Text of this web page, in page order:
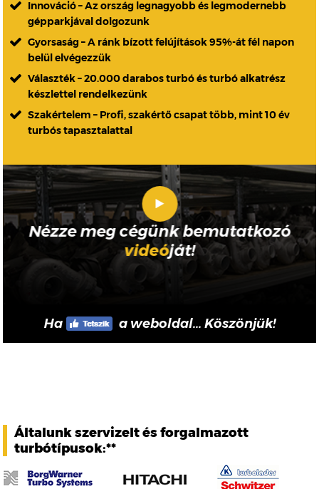
Innováció – Az ország legnagyobb és legmodernebb
gépparkjával dolgozunk
Gyorsaság – A ránk bízott felújítások 95%-át fél napon
belül elvégezzük
Választék – 20.000 darabos turbó és turbó alkatrész
készlettel rendelkezünk
Szakértelem – Profi, szakértő csapat több, mint 10 év
turbós tapasztalattal
Nézze meg cégünk bemutatkozó
videóját!
Ha a weboldal... Köszönjük!
Általunk szervizelt és forgalmazott
turbótípusok:**